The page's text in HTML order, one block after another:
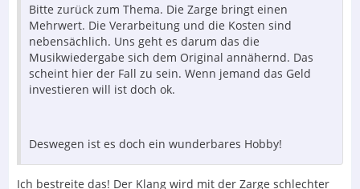
Bitte zurück zum Thema. Die Zarge bringt einen
Mehrwert. Die Verarbeitung und die Kosten sind
nebensächlich. Uns geht es darum das die
Musikwiedergabe sich dem Original annähernd. Das
scheint hier der Fall zu sein. Wenn jemand das Geld
investieren will ist doch ok.
Deswegen ist es doch ein wunderbares Hobby!
Ich bestreite das! Der Klang wird mit der Zarge schlechter